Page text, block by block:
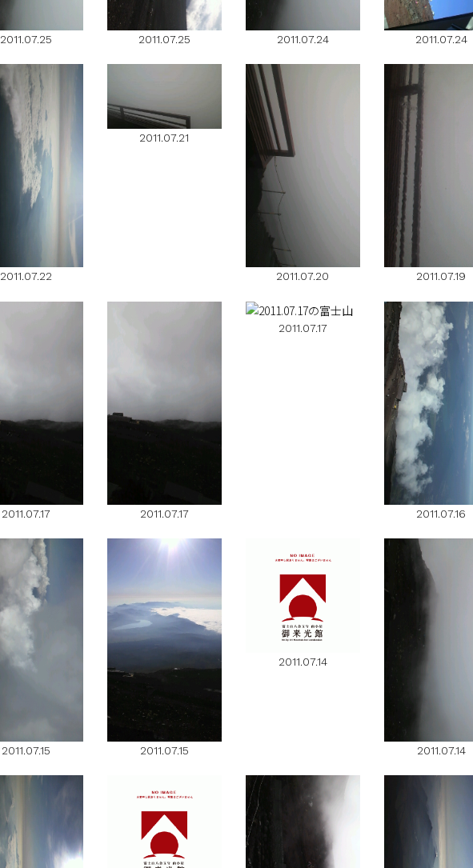
2011.07.25 2011.07.25 2011.07.24 2011.07.24
2011.07.22
2011.07.21
2011.07.20 2011.07.19
2011.07.17 2011.07.17
2011.07.17
2011.07.16
2011.07.15 2011.07.15
2011.07.14
2011.07.14